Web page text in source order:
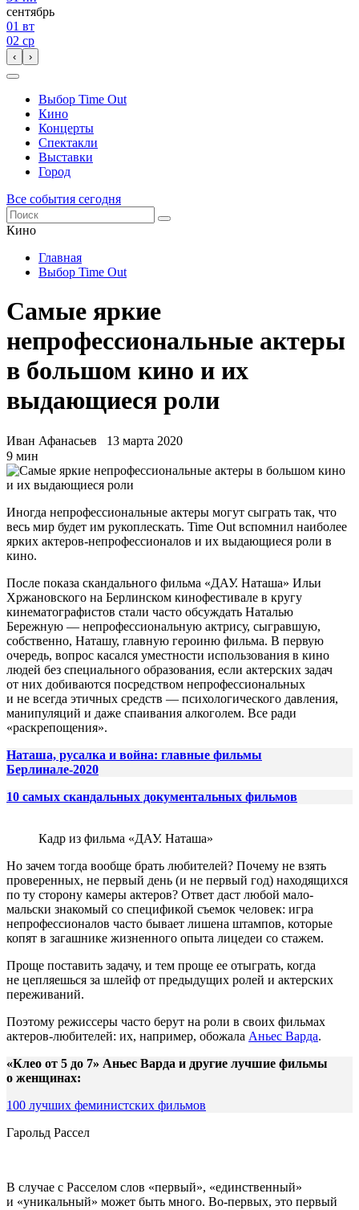
сентябрь
01 вт
02 ср
‹ ›
Выбор Time Out
Кино
Концерты
Спектакли
Выставки
Город
Все события сегодня
Кино
Главная
Выбор Time Out
Самые яркие
непрофессиональные актеры
в большом кино и их
выдающиеся роли
Иван Афанасьев
13 марта 2020
9 мин
Иногда непрофессиональные актеры могут сыграть так, что
весь мир будет им рукоплескать. Time Out вспомнил наиболее
ярких актеров-непрофессионалов и их выдающиеся роли в
кино.
После показа скандального фильма «ДАУ. Наташа» Ильи
Хржановского на Берлинском кинофестивале в кругу
кинематографистов стали часто обсуждать Наталью
Бережную — непрофессиональную актрису, сыгравшую,
собственно, Наташу, главную героиню фильма. В первую
очередь, вопрос касался уместности использования в кино
людей без специального образования, если актерских задач
от них добиваются посредством непрофессиональных
и не всегда этичных средств — психологического давления,
манипуляций и даже спаивания алкоголем. Все ради
«раскрепощения».
Наташа, русалка и война: главные фильмы
Берлинале-2020
10 самых скандальных документальных фильмов
Кадр из фильма «ДАУ. Наташа»
Но зачем тогда вообще брать любителей? Почему не взять
проверенных, не первый день (и не первый год) находящихся
по ту сторону камеры актеров? Ответ даст любой мало-
мальски знакомый со спецификой съемок человек: игра
непрофессионалов часто бывает лишена штампов, которые
копят в загашнике жизненного опыта лицедеи со стажем.
Проще поставить задачу, и тем проще ее отыграть, когда
не цепляешься за шлейф от предыдущих ролей и актерских
переживаний.
Поэтому режиссеры часто берут на роли в своих фильмах
актеров-любителей: их, например, обожала Аньес Варда.
«Клео от 5 до 7» Аньес Варда и другие лучшие фильмы
о женщинах:
100 лучших феминистских фильмов
Гарольд Рассел
В случае с Расселом слов «первый», «единственный»
и «уникальный» может быть много. Во-первых, это первый